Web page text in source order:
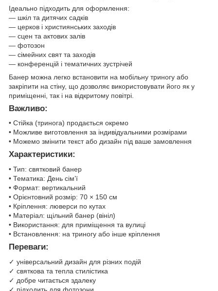
Ідеально підходить для оформлення:
— шкіл та дитячих садків
— церков і християнських заходів
— сцен та актових залів
— фотозон
— сімейних свят та заходів
— конференцій і тематичних зустрічей
Банер можна легко встановити на мобільну триногу або
закріпити на стіну, що дозволяє використовувати його як у
приміщенні, так і на відкритому повітрі.
Важливо:
• Стійка (тринога) продається окремо
• Можливе виготовлення за індивідуальними розмірами
• Можемо змінити текст або дизайн під ваше замовлення
Характеристики:
• Тип: святковий банер
• Тематика: День сім’ї
• Формат: вертикальний
• Орієнтовний розмір: 70 × 150 см
• Кріплення: люверси по кутах
• Матеріал: щільний банер (вініл)
• Використання: для приміщення та вулиці
• Встановлення: на триногу або інше кріплення
Переваги:
✓ універсальний дизайн для різних подій
✓ святкова та тепла стилістика
✓ добре читається здалеку
✓ підходить для фотозони